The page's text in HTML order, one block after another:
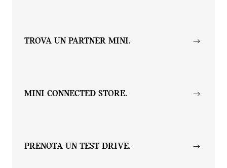
TROVA UN PARTNER MINI.
MINI CONNECTED STORE.
PRENOTA UN TEST DRIVE.